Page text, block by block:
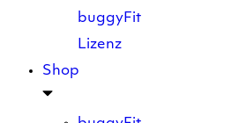
buggyFit
Lizenz
Shop